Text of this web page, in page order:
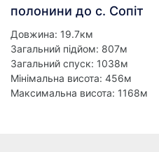
полонини до с. Сопіт
Довжина: 19.7км
Загальний підйом: 807м
Загальний спуск: 1038м
Мінімальна висота: 456м
Максимальна висота: 1168м